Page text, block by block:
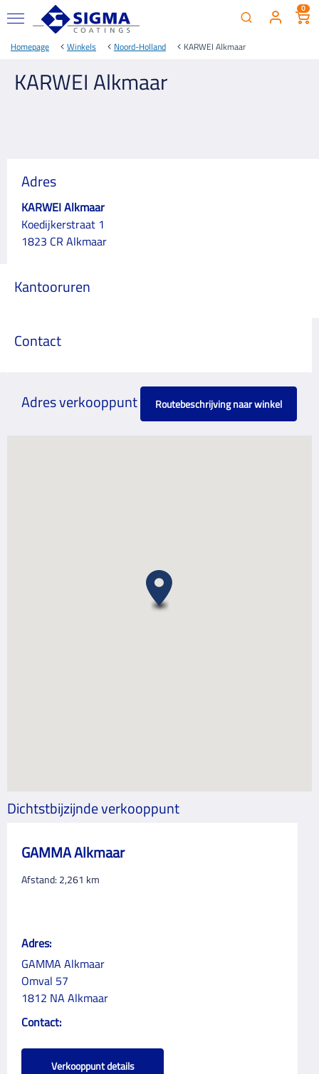
0
Homepage Winkels Noord-Holland KARWEI Alkmaar
KARWEI Alkmaar
Adres
KARWEI Alkmaar
Koedijkerstraat 1
1823 CR Alkmaar
Kantooruren
Contact
Adres verkooppunt Routebeschrijving naar winkel
Dichtstbijzijnde verkooppunt
GAMMA Alkmaar
Afstand: 2,261 km
Adres:
GAMMA Alkmaar
Omval 57
1812 NA Alkmaar
Contact:
Verkooppunt details